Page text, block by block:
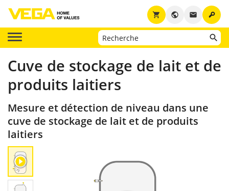
key
email
public
shopping_cart
Cuve de stockage de lait et de
produits laitiers
Mesure et détection de niveau dans une
cuve de stockage de lait et de produits
laitiers